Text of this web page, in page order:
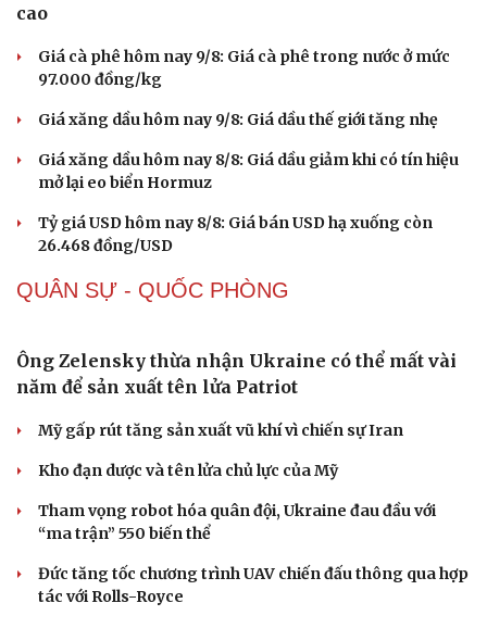
cao
Giá cà phê hôm nay 9/8: Giá cà phê trong nước ở mức
97.000 đồng/kg
Giá xăng dầu hôm nay 9/8: Giá dầu thế giới tăng nhẹ
Giá xăng dầu hôm nay 8/8: Giá dầu giảm khi có tín hiệu
mở lại eo biển Hormuz
Tỷ giá USD hôm nay 8/8: Giá bán USD hạ xuống còn
26.468 đồng/USD
QUÂN SỰ - QUỐC PHÒNG
Ông Zelensky thừa nhận Ukraine có thể mất vài
năm để sản xuất tên lửa Patriot
Mỹ gấp rút tăng sản xuất vũ khí vì chiến sự Iran
Kho đạn dược và tên lửa chủ lực của Mỹ
Tham vọng robot hóa quân đội, Ukraine đau đầu với
“ma trận” 550 biến thể
Đức tăng tốc chương trình UAV chiến đấu thông qua hợp
tác với Rolls-Royce